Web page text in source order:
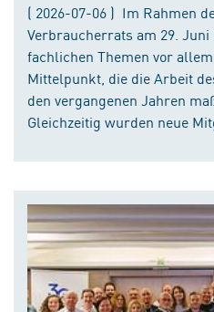
( 2026-07-06 ) Im Rahmen
Verbraucherrats am 29. Juni
fachlichen Themen vor
Mittelpunkt, die die Arbeit
den vergangenen Jahren
Gleichzeitig wurden neue